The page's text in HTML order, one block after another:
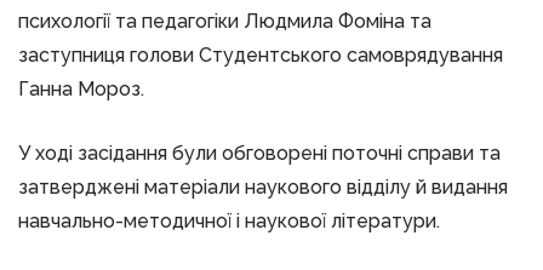
психології та педагогіки Людмила Фоміна та
заступниця голови Студентського самоврядування
Ганна Мороз.
У ході засідання були обговорені поточні справи та
затверджені матеріали наукового відділу й видання
навчально-методичної і наукової літератури.